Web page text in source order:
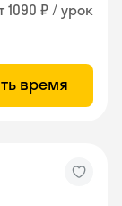
1090 ₽ / урок
время